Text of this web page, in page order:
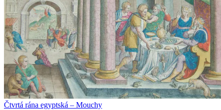
Čtvrtá rána egyptská – Mouchy